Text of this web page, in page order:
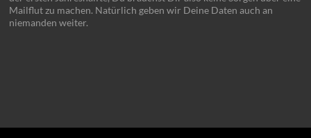
Mailflut zu machen. Natürlich geben wir Deine Daten auch an
niemanden weiter.